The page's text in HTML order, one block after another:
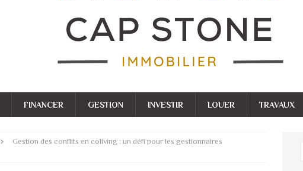
FINANCER GESTION INVESTIR LOUER TRAVAUX
Gestion des conflits en coliving : un défi pour les gestionnaires